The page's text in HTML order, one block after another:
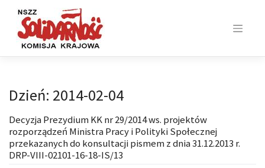
content
Dzień: 2014-02-04
Decyzja Prezydium KK nr 29/2014 ws. projektów
rozporządzeń Ministra Pracy i Polityki Społecznej
przekazanych do konsultacji pismem z dnia 31.12.2013 r.
DRP-VIII-02101-16-18-IS/13